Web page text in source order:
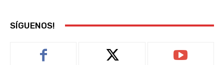
SÍGUENOS!